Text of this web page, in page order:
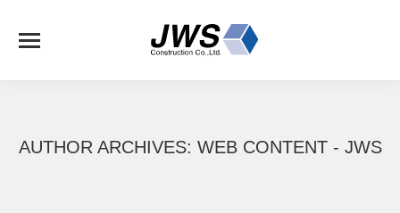
AUTHOR ARCHIVES: WEB CONTENT - JWS